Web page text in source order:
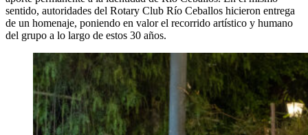
sentido, autoridades del Rotary Club Río Ceballos hicieron entrega
de un homenaje, poniendo en valor el recorrido artístico y humano
del grupo a lo largo de estos 30 años.